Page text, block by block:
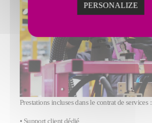
Prestations incluses dans le contrat de services :
• Support client dédié
PERSONALIZE